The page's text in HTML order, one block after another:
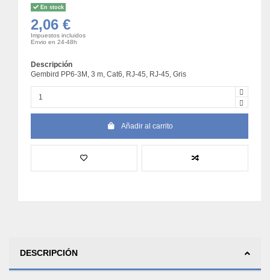
En stock
2,06 €
Impuestos incluidos
Envio en 24-48h
Descripción
Gembird PP6-3M, 3 m, Cat6, RJ-45, RJ-45, Gris
Añadir al carrito
DESCRIPCIÓN